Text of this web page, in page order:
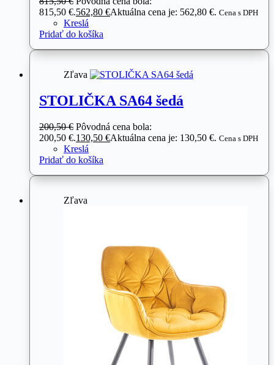
815,50 €.562,80 €Aktuálna cena je: 562,80 €. Cena s DPH
Kreslá
Pridať do košíka
Zľava
STOLIČKA SA64 šedá
200,50€ Pôvodná cena bola:
200,50 €.130,50 €Aktuálna cena je: 130,50 €. Cena s DPH
Kreslá
Pridať do košíka
Zľava